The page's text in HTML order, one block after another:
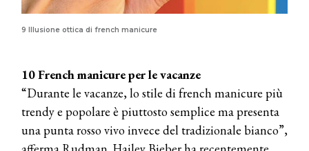
9 Illusione ottica di french manicure
10 French manicure per le vacanze
“Durante le vacanze, lo stile di french manicure più
trendy e popolare è piuttosto semplice ma presenta
una punta rosso vivo invece del tradizionale bianco”,
Cosmprof Worldwide Bologna
presenta THE BEAUTY &
WELLNESS CONGRESS 2022: I
TEMI
DYSON